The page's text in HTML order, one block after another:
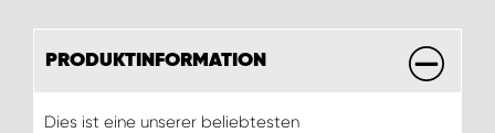
PRODUKTINFORMATION
Dies ist eine unserer beliebtesten